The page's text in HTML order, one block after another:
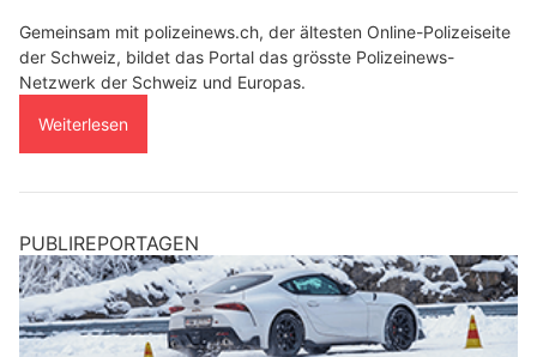
Gemeinsam mit polizeinews.ch, der ältesten Online-Polizeiseite
der Schweiz, bildet das Portal das grösste Polizeinews-
Netzwerk der Schweiz und Europas.
Weiterlesen
PUBLIREPORTAGEN